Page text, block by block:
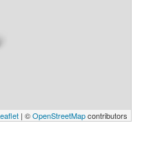
| ©OpenStreetMapcontributors